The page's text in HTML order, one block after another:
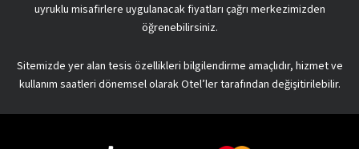
uyruklu misafirlere uygulanacak fiyatları çağrı merkezimizden
öğrenebilirsiniz.
Sitemizde yer alan tesis özellikleri bilgilendirme amaçlıdır, hizmet ve
kullanım saatleri dönemsel olarak Otel’ler tarafından değişitirilebilir.